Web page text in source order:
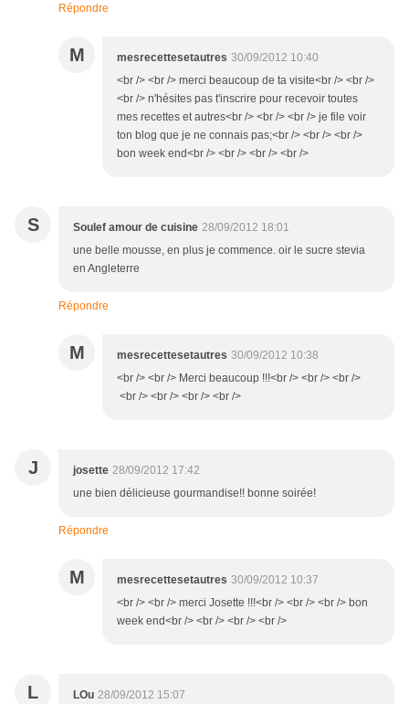
Répondre
M mesrecettesetautres 30/09/2012 10:40
<br /> <br /> merci beaucoup de ta visite<br /> <br />
<br /> n'hésites pas t'inscrire pour recevoir toutes
mes recettes et autres<br /> <br /> <br /> je file voir
ton blog que je ne connais pas;<br /> <br /> <br />
bon week end<br /> <br /> <br /> <br />
S Soulef amour de cuisine 28/09/2012 18:01
une belle mousse, en plus je commence. oir le sucre stevia
en Angleterre
Répondre
M mesrecettesetautres 30/09/2012 10:38
<br /> <br /> Merci beaucoup !!!<br /> <br /> <br />
<br /> <br /> <br /> <br />
J josette 28/09/2012 17:42
une bien délicieuse gourmandise!! bonne soirée!
Répondre
M mesrecettesetautres 30/09/2012 10:37
<br /> <br /> merci Josette !!!<br /> <br /> <br /> bon
week end<br /> <br /> <br /> <br />
L LOu 28/09/2012 15:07